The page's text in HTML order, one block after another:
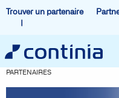
Trouver un partenaire
PARTENAIRES